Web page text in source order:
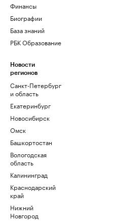
Финансы
Биографии
База знаний
РБК Образование
Новости
регионов
Санкт-Петербург
и область
Екатеринбург
Новосибирск
Омск
Башкортостан
Вологодская
область
Калининград
Краснодарский
край
Нижний
Новгород